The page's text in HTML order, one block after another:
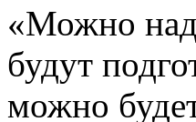
«Можно
будут
можно